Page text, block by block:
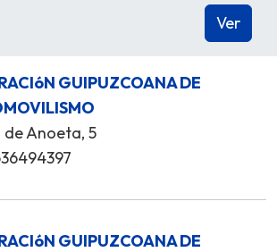
GUIPUZCOANA DE
de Anoeta, 5
GUIPUZCOANA DE